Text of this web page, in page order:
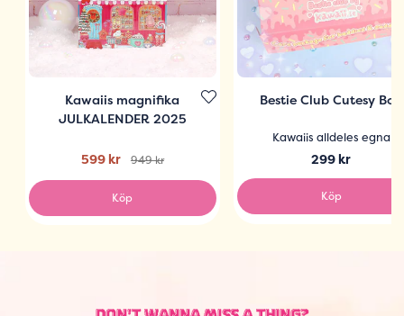
Kawaiis magnifika
JULKALENDER 2025
599 kr 949 kr
Köp
Bestie Club Cutesy Box
Kawaiis alldeles egna
299 kr
Köp